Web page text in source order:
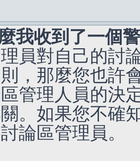
我收到了一個
員對自己的討
，那麼您也許
管理人員的決
。如果您不確
論區管理員。